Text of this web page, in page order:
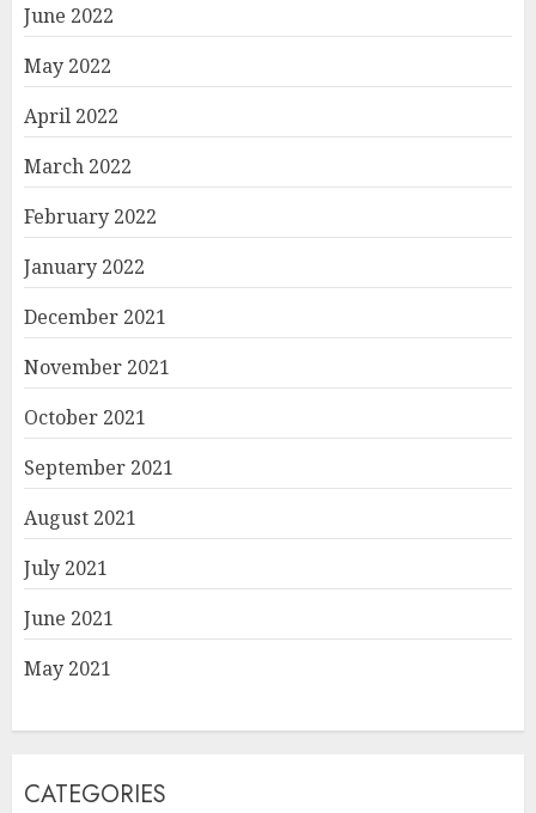
June 2022
May 2022
April 2022
March 2022
February 2022
January 2022
December 2021
November 2021
October 2021
September 2021
August 2021
July 2021
June 2021
May 2021
CATEGORIES